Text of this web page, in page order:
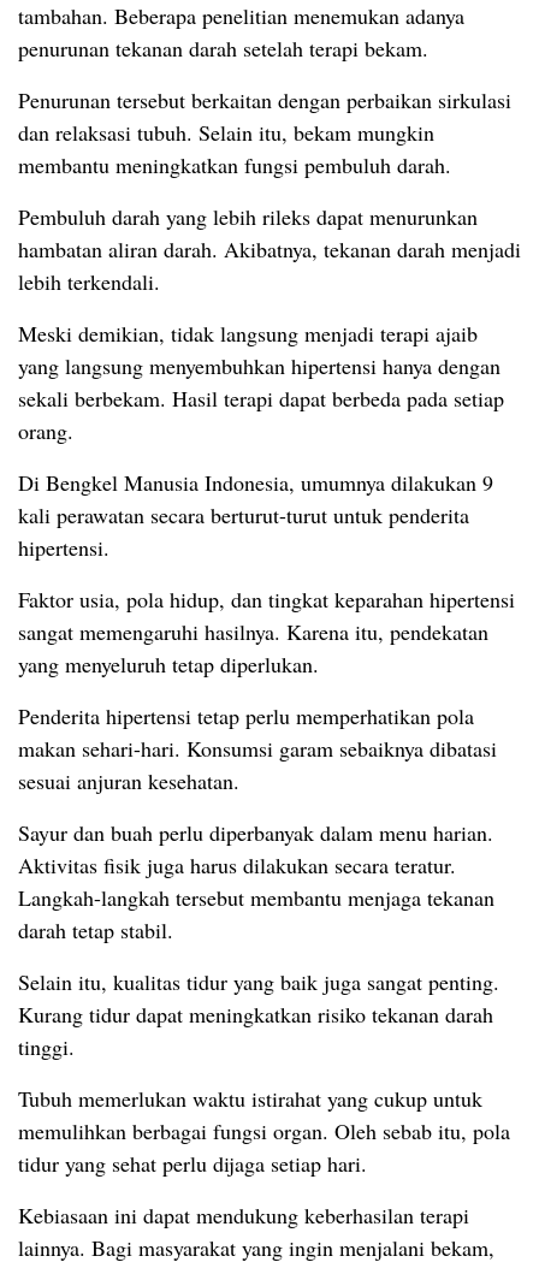
tambahan. Beberapa penelitian menemukan adanya
penurunan tekanan darah setelah terapi bekam.
Penurunan tersebut berkaitan dengan perbaikan sirkulasi
dan relaksasi tubuh. Selain itu, bekam mungkin
membantu meningkatkan fungsi pembuluh darah.
Pembuluh darah yang lebih rileks dapat menurunkan
hambatan aliran darah. Akibatnya, tekanan darah menjadi
lebih terkendali.
Meski demikian, tidak langsung menjadi terapi ajaib
yang langsung menyembuhkan hipertensi hanya dengan
sekali berbekam. Hasil terapi dapat berbeda pada setiap
orang.
Di Bengkel Manusia Indonesia, umumnya dilakukan 9
kali perawatan secara berturut-turut untuk penderita
hipertensi.
Faktor usia, pola hidup, dan tingkat keparahan hipertensi
sangat memengaruhi hasilnya. Karena itu, pendekatan
yang menyeluruh tetap diperlukan.
Penderita hipertensi tetap perlu memperhatikan pola
makan sehari-hari. Konsumsi garam sebaiknya dibatasi
sesuai anjuran kesehatan.
Sayur dan buah perlu diperbanyak dalam menu harian.
Aktivitas fisik juga harus dilakukan secara teratur.
Langkah-langkah tersebut membantu menjaga tekanan
darah tetap stabil.
Selain itu, kualitas tidur yang baik juga sangat penting.
Kurang tidur dapat meningkatkan risiko tekanan darah
tinggi.
Tubuh memerlukan waktu istirahat yang cukup untuk
memulihkan berbagai fungsi organ. Oleh sebab itu, pola
tidur yang sehat perlu dijaga setiap hari.
Kebiasaan ini dapat mendukung keberhasilan terapi
lainnya. Bagi masyarakat yang ingin menjalani bekam,